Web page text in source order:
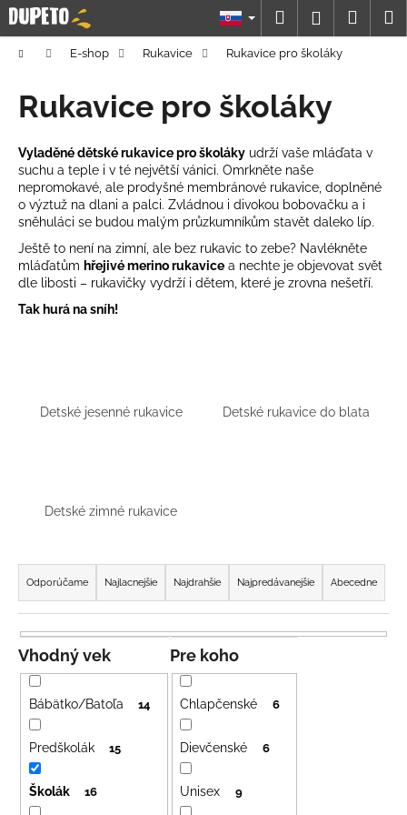
Prejsť
na
obsah
Hľadať
DomovE-shop Rukavice Rukavice pro školáky
Rukavice pro školáky
Vyladěné dětské rukavice pro školáky udrží vaše mláďata v
suchu a teple i v té největší vánici. Omrkněte naše
nepromokavé, ale prodyšné membránové rukavice, doplněné
o výztuž na dlani a palci. Zvládnou i divokou bobovačku a i
sněhuláci se budou malým průzkumníkům stavět daleko líp.
Ještě to není na zimní, ale bez rukavic to zebe? Navlékněte
mláďatům hřejivé merino rukavice a nechte je objevovat svět
dle libosti – rukavičky vydrží i dětem, které je zrovna nešetří.
Tak hurá na sníh!
Detské jesenné rukavice Detské rukavice do blata
Detské zimné rukavice
R
a
d
e
n
i
p
o
d
Odporúčame Najlacnejšie Najdrahšie Najpredávanejšie Abecedne
Pre koho
Chlapčenské 6
Dievčenské 6
Unisex 9
Vhodný vek
Bábätko/Batoľa 14
Predškolák 15
Školák 16
K
o
Č
o
p
o
t
r
e
b
u
j
HĽADAŤ
O
d